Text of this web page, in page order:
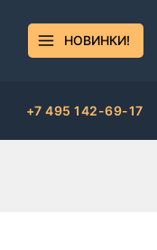
НОВИНКИ!
+7 495 142-69-17